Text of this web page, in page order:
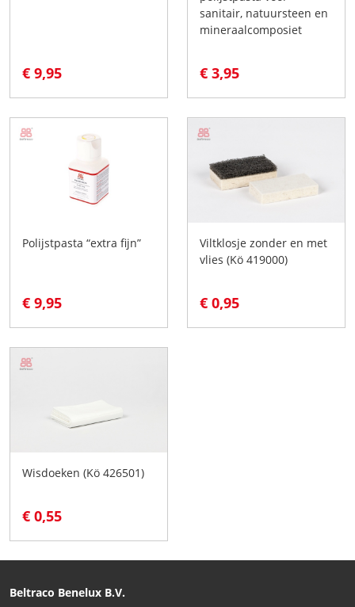
€ 9,95
sanitair, natuursteen en
mineraalcomposiet
€ 3,95
Polijstpasta “extra fijn”
€ 9,95
Viltklosje zonder en met
vlies (Kö 419000)
€ 0,95
Wisdoeken (Kö 426501)
€ 0,55
Beltraco Benelux B.V.